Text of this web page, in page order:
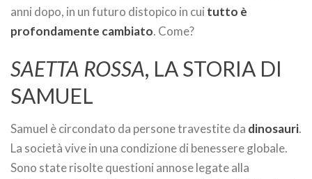
anni dopo, in un futuro distopico in cui tutto è
profondamente cambiato. Come?
SAETTA ROSSA, LA STORIA DI
SAMUEL
Samuel è circondato da persone travestite da dinosauri.
La società vive in una condizione di benessere globale.
Sono state risolte questioni annose legate alla